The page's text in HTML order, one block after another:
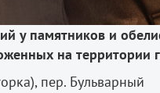
у памятников и
на территории
пер. Бульварный